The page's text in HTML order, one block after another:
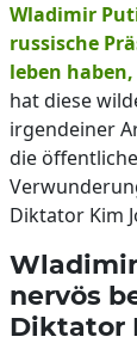
Wladimir
russische
leben
hat diese
irgendeiner
die
Diktator Kim
nervös
Diktator